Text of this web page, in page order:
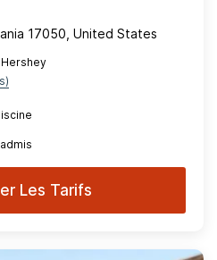
17050, United States
Hershey
Les Tarifs